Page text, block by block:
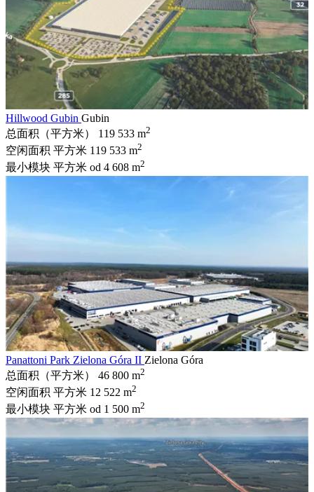
Hillwood Gubin Gubin
总面积（平方米）
119 533 m2
空闲面积 平方米 119 533 m2
最小模块 平方米 od 4 608 m2
Panattoni Park Zielona Góra II Zielona Góra
总面积（平方米）
46 800 m2
空闲面积 平方米 12 522 m2
最小模块 平方米 od 1 500 m2